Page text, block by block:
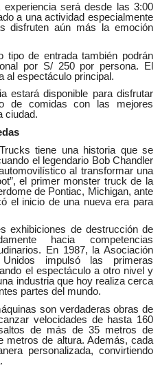
será desde las 3:00
a una actividad especialmente
disfruten aún más la emoción
tipo de entrada también podrán
por S/ 250 por persona. El
al espectáculo principal.
estará disponible para disfrutar
de comidas con las mejores
ciudad.
tiene una historia que se
el legendario Bob Chandler
al transformar una
el primer monster truck de la
de Pontiac, Michigan, ante
el inicio de una nueva era para
exhibiciones de destrucción de
hacia competencias
En 1987, la Asociación
impulsó las primeras
el espectáculo a otro nivel y
industria que hoy realiza cerca
partes del mundo.
son verdaderas obras de
velocidades de hasta 160
de más de 35 metros de
metros de altura. Además, cada
personalizada, convirtiendo